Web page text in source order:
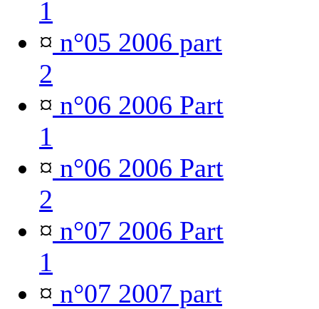
1
¤ n°05 2006 part
2
¤ n°06 2006 Part
1
¤ n°06 2006 Part
2
¤ n°07 2006 Part
1
¤ n°07 2007 part